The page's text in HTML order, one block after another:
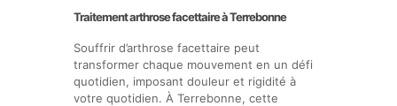
Traitement arthrose facettaire à Terrebonne
Souffrir d’arthrose facettaire peut
transformer chaque mouvement en un défi
quotidien, imposant douleur et rigidité à
votre quotidien. À Terrebonne, cette